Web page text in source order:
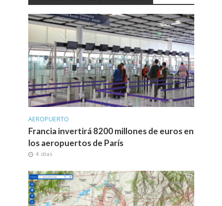
AEROPUERTO
Francia invertirá 8200 millones de euros en
los aeropuertos de París
4 días